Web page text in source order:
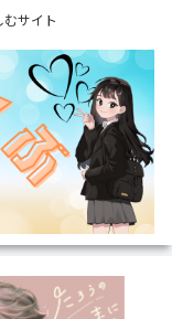
サイト